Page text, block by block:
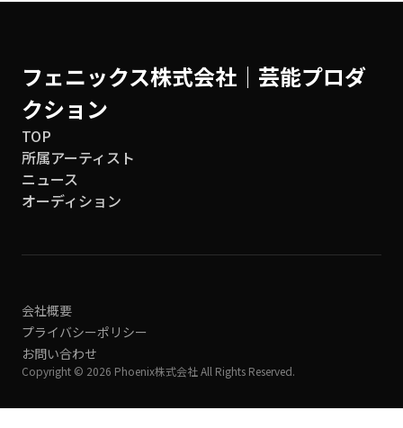
フェニックス株式会社│芸能プロダ
クション
TOP
所属アーティスト
ニュース
オーディション
会社概要
プライバシーポリシー
お問い合わせ
Copyright © 2026 Phoenix株式会社 All Rights Reserved.